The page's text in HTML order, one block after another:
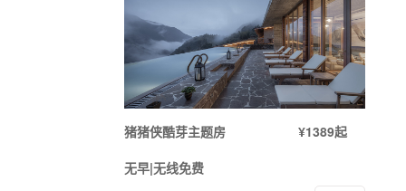
猪猪侠酷芽主题房
¥1389起
无早|无线免费